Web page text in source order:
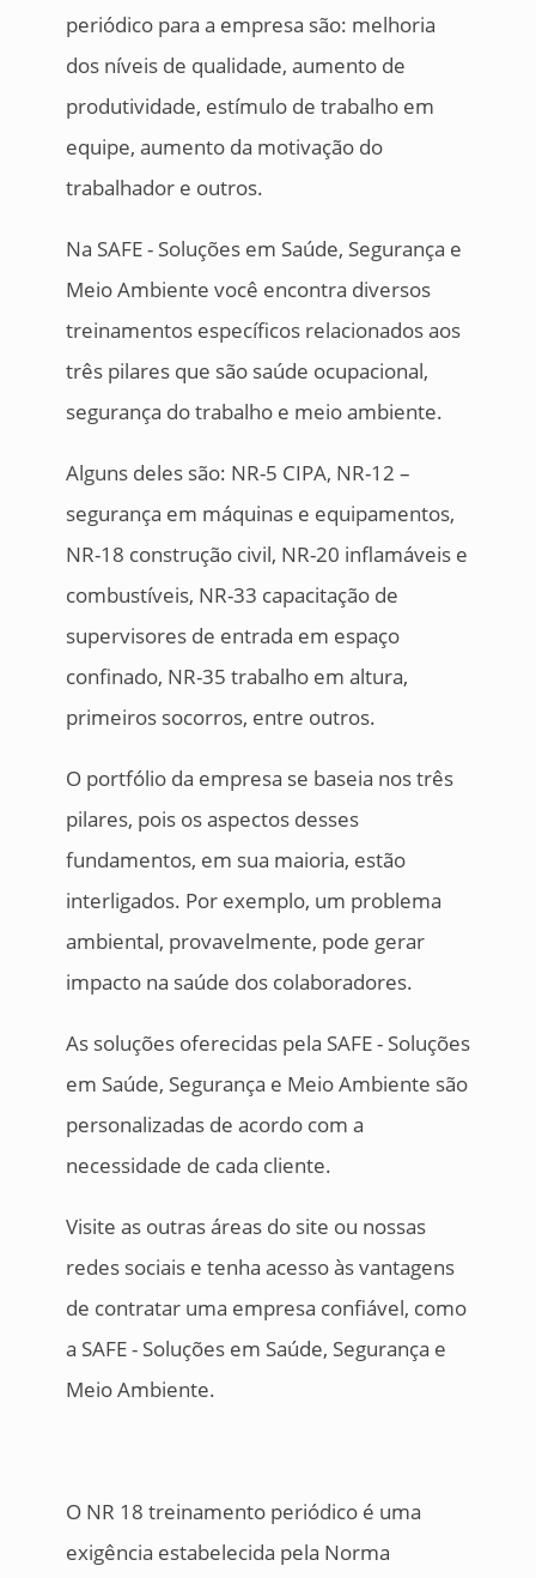
periódico para a empresa são: melhoria
dos níveis de qualidade, aumento de
produtividade, estímulo de trabalho em
equipe, aumento da motivação do
trabalhador e outros.
Na SAFE - Soluções em Saúde, Segurança e
Meio Ambiente você encontra diversos
treinamentos específicos relacionados aos
três pilares que são saúde ocupacional,
segurança do trabalho e meio ambiente.
Alguns deles são: NR-5 CIPA, NR-12 –
segurança em máquinas e equipamentos,
NR-18 construção civil, NR-20 inflamáveis e
combustíveis, NR-33 capacitação de
supervisores de entrada em espaço
confinado, NR-35 trabalho em altura,
primeiros socorros, entre outros.
O portfólio da empresa se baseia nos três
pilares, pois os aspectos desses
fundamentos, em sua maioria, estão
interligados. Por exemplo, um problema
ambiental, provavelmente, pode gerar
impacto na saúde dos colaboradores.
As soluções oferecidas pela SAFE - Soluções
em Saúde, Segurança e Meio Ambiente são
personalizadas de acordo com a
necessidade de cada cliente.
Visite as outras áreas do site ou nossas
redes sociais e tenha acesso às vantagens
de contratar uma empresa confiável, como
a SAFE - Soluções em Saúde, Segurança e
Meio Ambiente.
O NR 18 treinamento periódico é uma
exigência estabelecida pela Norma